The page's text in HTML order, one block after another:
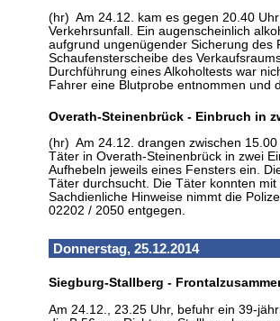
(hr) Am 24.12. kam es gegen 20.40
Verkehrsunfall. Ein augenscheinlich
aufgrund ungenügender Sicherung des
Schaufensterscheibe des
Durchführung eines Alkoholtests war
Fahrer eine Blutprobe entnommen und
Overath-Steinenbrück - Einbruch in
(hr) Am 24.12. drangen zwischen
Täter in Overath-Steinenbrück in zwei
Aufhebeln jeweils eines Fensters ein.
Täter durchsucht. Die Täter konnten
Sachdienliche Hinweise nimmt die
02202 / 2050 entgegen.
Donnerstag, 25.12.2014
Siegburg-Stallberg -
Am 24.12., 23.25 Uhr, befuhr ein 39-